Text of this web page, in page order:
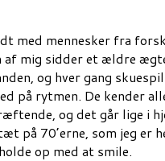
med mennesker fra
af mig sidder et ældre
og hver gang
på rytmen. De kender
og det går lige i
på 70’erne, som jeg er
op med at smile.